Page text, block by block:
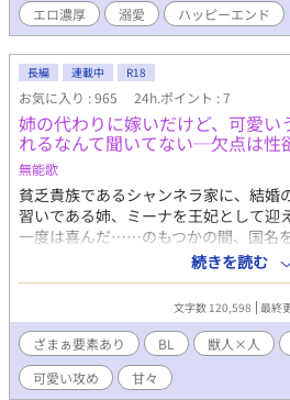
都合の良い、ユルユル設定のオメガバ
す！ 苦手な方はご注意下さい！
エロ濃厚 溺愛 ハッピーエンド
長編 連載中 R18
お気に入り : 965 24h.ポイント : 7
姉の代わりに嫁いだけど、可愛い
れるなんて聞いてない─欠点は
無能歌
貧乏貴族であるシャンネラ家に、結婚
習いである姉、ミーナを王妃として迎
一度は喜んだ……のもつかの間、国名
鳴をあげて泣き始めた。 獣人の国、ア
からの申込みであったからだ。 アン
為、酷く恐ろしい見た目で、人間を残
いう噂があった。 そんな王子に、大
し、アヤブカレ王国は獣人の国、とい
力も高く、繋がれれば太いパイプにな
如何するか、と悩んだ結果。ミーナの
続きを読む
文字数 120,598 最終
ざまぁ要素あり BL 獣人×人
可愛い攻め
甘々